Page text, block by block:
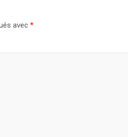
avec *